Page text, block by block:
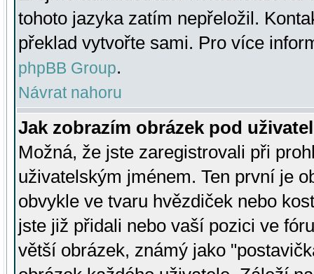
tohoto jazyka zatím nepřeložil.
překlad vytvořte sami. Pro více
phpBB Group.
Návrat nahoru
Jak zobrazím obrázek pod
Možná, že jste zaregistrovali při
uživatelským jménem. Ten první je
obvykle ve tvaru hvězdiček nebo
jste již přidali nebo vaší pozici ve
větší obrázek, známý jako